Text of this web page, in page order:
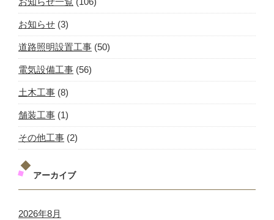
お知らせ (3)
道路照明設置工事 (50)
電気設備工事 (56)
土木工事 (8)
舗装工事 (1)
その他工事 (2)
アーカイブ
2026年8月